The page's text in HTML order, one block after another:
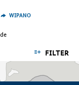
WIPANO
FILTER